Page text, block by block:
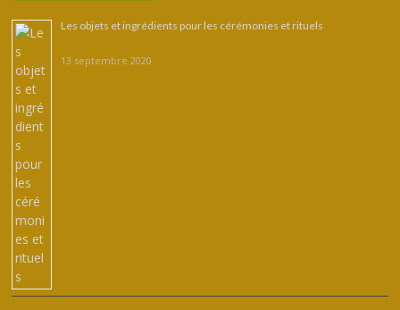
Les objets et ingrédients pour les cérémonies et rituels
13 septembre 2020